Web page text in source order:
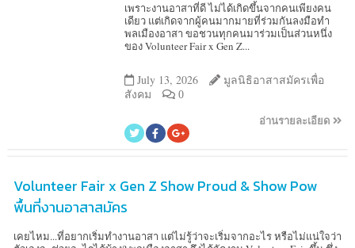
เพราะงานอาสาที่ดี ไม่ได้เกิดขึ้นจากคนเพียงคน
เดียว แต่เกิดจากผู้คนมากมายที่ร่วมกันลงมือทำ
พลเมืองอาสา ขอชวนทุกคนมาร่วมเป็นส่วนหนึ่ง
ของ Volunteer Fair x Gen Z...
July 13, 2026
มูลนิธิอาสาสมัครเพื่อ
สังคม
0
อ่านรายละเอียด
Volunteer Fair x Gen Z Show Proud & Show Pow
พื้นที่งานอาสาสมัคร
เคยไหม...ที่อยากเริ่มทำงานอาสา แต่ไม่รู้ว่าจะเริ่มจากอะไร หรือไม่แน่ใจว่า